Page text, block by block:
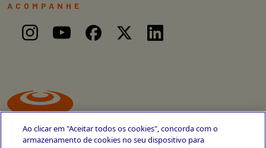
ACOMPANHE
Ao clicar em "Aceitar todos os cookies", concorda com o
armazenamento de cookies no seu dispositivo para